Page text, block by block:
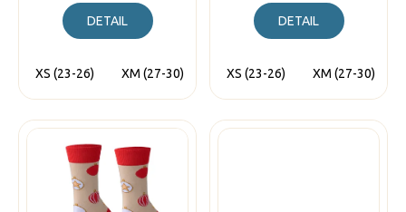
DETAIL
XS (23-26) XM (27-30) XL (31-34)
DETAIL
XS (23-26) XM (27-30)